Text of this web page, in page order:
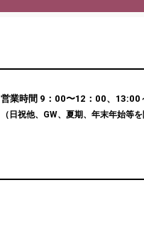
営業時間 9：00〜12：00、13:00
（日祝他、GW、夏期、年末年始等を